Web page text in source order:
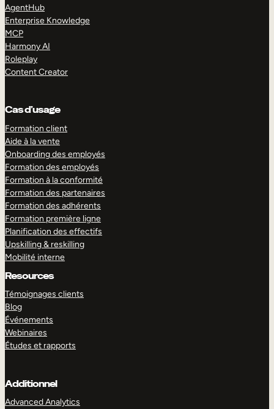
AgentHub
Enterprise Knowledge
MCP
Harmony AI
Roleplay
Content Creator
Cas d’usage
Formation client
Aide à la vente
Onboarding des employés
Formation des employés
Formation à la conformité
Formation des partenaires
Formation des adhérents
Formation première ligne
Planification des effectifs
Upskilling & reskilling
Mobilité interne
Resources
Témoignages clients
Blog
Événements
Webinaires
Études et rapports
Additionnel
Advanced Analytics